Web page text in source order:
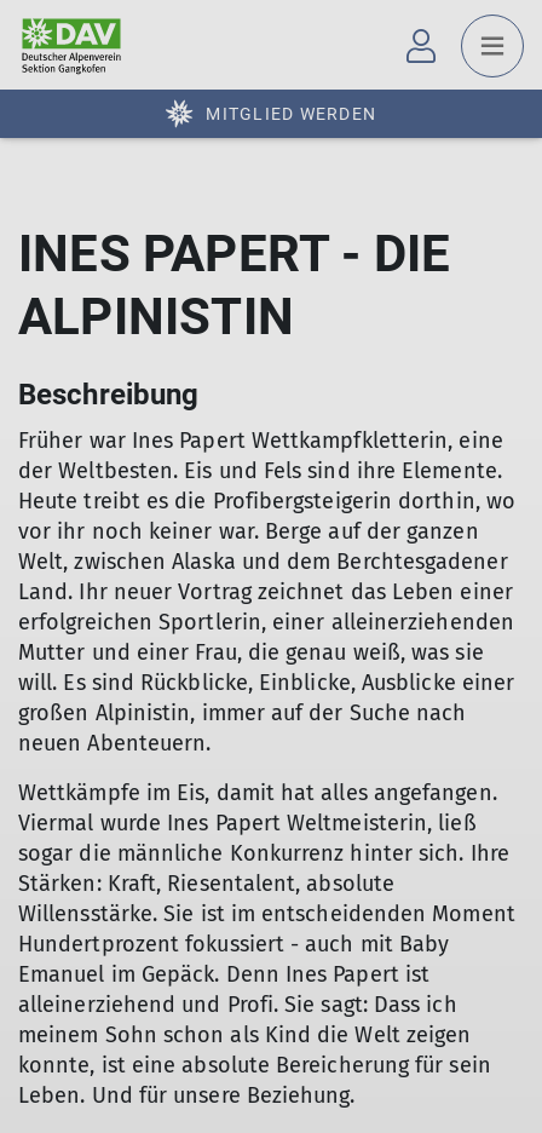
MITGLIED WERDEN
INES PAPERT - DIE
ALPINISTIN
Beschreibung
Früher war Ines Papert Wettkampfkletterin, eine
der Weltbesten. Eis und Fels sind ihre Elemente.
Heute treibt es die Profibergsteigerin dorthin, wo
vor ihr noch keiner war. Berge auf der ganzen
Welt, zwischen Alaska und dem Berchtesgadener
Land. Ihr neuer Vortrag zeichnet das Leben einer
erfolgreichen Sportlerin, einer alleinerziehenden
Mutter und einer Frau, die genau weiß, was sie
will. Es sind Rückblicke, Einblicke, Ausblicke einer
großen Alpinistin, immer auf der Suche nach
neuen Abenteuern.
Wettkämpfe im Eis, damit hat alles angefangen.
Viermal wurde Ines Papert Weltmeisterin, ließ
sogar die männliche Konkurrenz hinter sich. Ihre
Stärken: Kraft, Riesentalent, absolute
Willensstärke. Sie ist im entscheidenden Moment
Hundertprozent fokussiert - auch mit Baby
Emanuel im Gepäck. Denn Ines Papert ist
alleinerziehend und Profi. Sie sagt: Dass ich
meinem Sohn schon als Kind die Welt zeigen
konnte, ist eine absolute Bereicherung für sein
Leben. Und für unsere Beziehung.